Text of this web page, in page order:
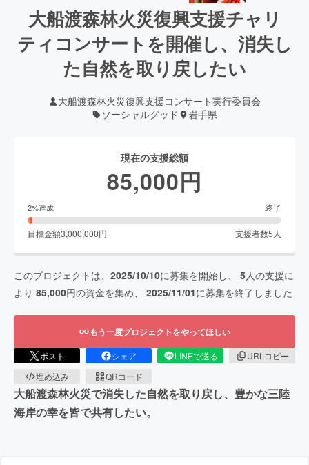
大船渡森林火災復興支援チャリ
ティコンサートを開催し、消失し
た自然を取り戻したい
大船渡森林火災復興支援コンサート実行委員会
ソーシャルグッド
岩手県
現在の支援総額
85,000円
2%達成 終了
目標金額3,000,000円 支援者数5 人
このプロジェクトは、 2025/10/10に募集を開始し、 5人の支援に
より 85,000円の資金を集め、 2025/11/01に募集を終了しました
もう一度プロジェクトをやってほしい
ポスト シェア LINEで送る
URLコピー
埋め込み
QRコード
大船渡森林火災で消失した自然を取り戻し、豊かな三陸
海岸の幸を皆で共有したい。